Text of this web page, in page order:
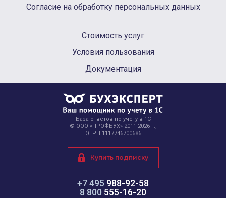
Согласие на обработку персональных данных
Стоимость услуг
Условия пользования
Документация
База ответов по учёту в 1С
© ООО «ПРОФБУХ» 2011-2026 г.,
ОГРН 1117746700686
+7 495 988-92-58
8 800 555-16-20
Купить подписку